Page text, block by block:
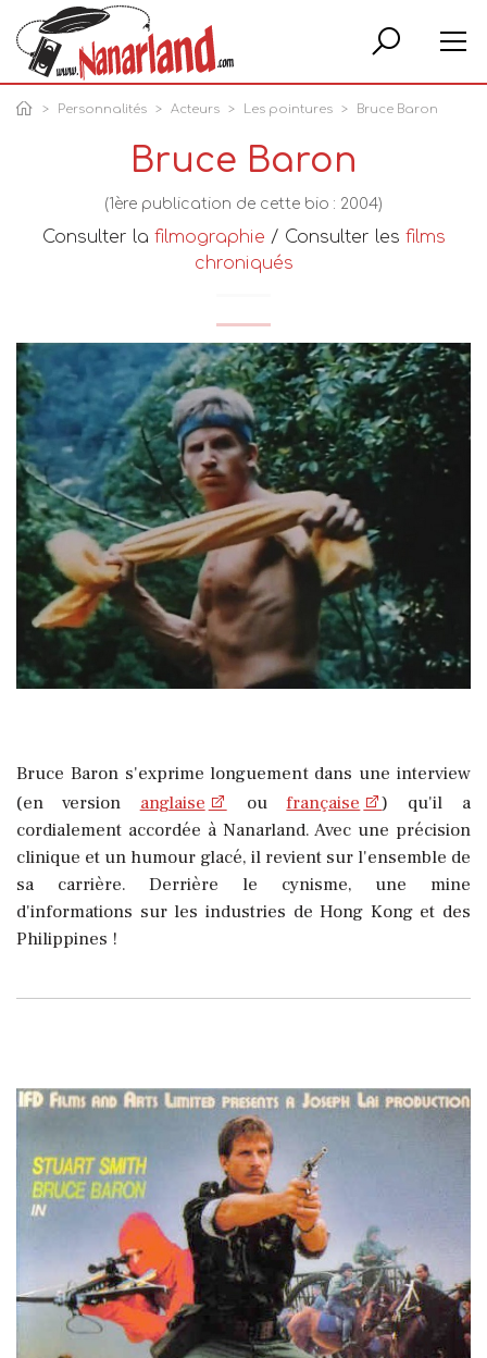
Personnalités Acteurs Les pointures Bruce Baron
Bruce Baron
(1ère publication de cette bio : 2004)
Consulter la filmographie / Consulter les films
chroniqués
Bruce Baron s'exprime longuement dans une interview
(en version anglaise ou française
) qu'il a
cordialement accordée à Nanarland. Avec une précision
clinique et un humour glacé, il revient sur l'ensemble de
sa carrière. Derrière le cynisme, une mine
d'informations sur les industries de Hong Kong et des
Philippines !